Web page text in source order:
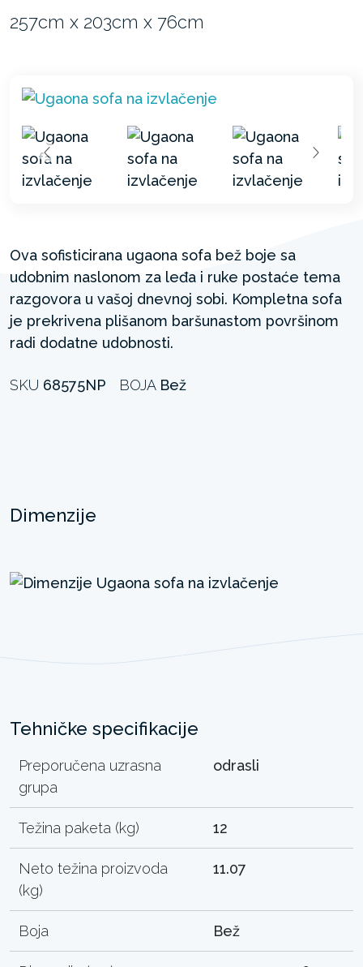
257cm x 203cm x 76cm
Ova sofisticirana ugaona sofa bež boje sa
udobnim naslonom za leđa i ruke postaće tema
razgovora u vašoj dnevnoj sobi. Kompletna sofa
je prekrivena plišanom baršunastom površinom
radi dodatne udobnosti.
SKU 68575NP BOJA Bež
Dimenzije
Tehničke specifikacije
Preporučena uzrasna
grupa
odrasli
Težina paketa (kg) 12
Neto težina proizvoda
(kg)
11.07
Boja Bež